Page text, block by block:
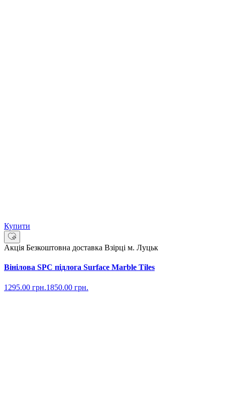
Купити
Акція Безкоштовна доставка Взірці м. Луцьк
Вінілова SPC підлога Surface Marble Tiles
1295.00 грн.1850.00 грн.